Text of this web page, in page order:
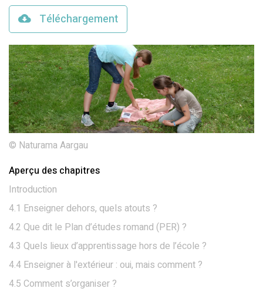
Téléchargement
© Naturama Aargau
Aperçu des chapitres
Introduction
4.1 Enseigner dehors, quels atouts ?
4.2 Que dit le Plan d’études romand (PER) ?
4.3 Quels lieux d’apprentissage hors de l’école ?
4.4 Enseigner à l'extérieur : oui, mais comment ?
4.5 Comment s’organiser ?